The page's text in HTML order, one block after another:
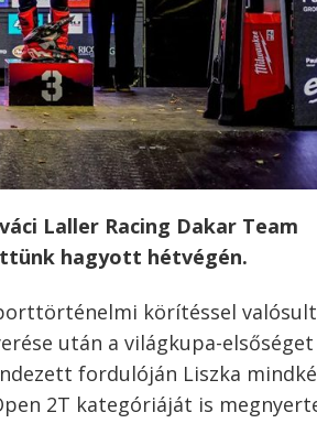
Laller Racing Dakar Team
hagyott hétvégén.
körítéssel
után a világkupa-
fordulóján Liszka
2T kategóriáját is